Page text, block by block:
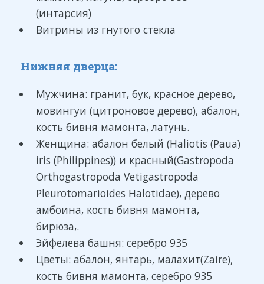
(интарсия)
Витрины из гнутого стекла
Нижняя дверца:
Мужчина: гранит, бук, красное дерево,
мовингуи (цитроновое дерево), абалон,
кость бивня мамонта, латунь.
Женщина: абалон белый (Haliotis (Paua)
iris (Philippines)) и красный(Gastropoda
Orthogastropoda Vetigastropoda
Pleurotomarioides Halotidae), дерево
амбоина, кость бивня мамонта,
бирюза,.
Эйфелева башня: серебро 935
Цветы: абалон, янтарь, малахит(Zaire),
кость бивня мамонта, серебро 935